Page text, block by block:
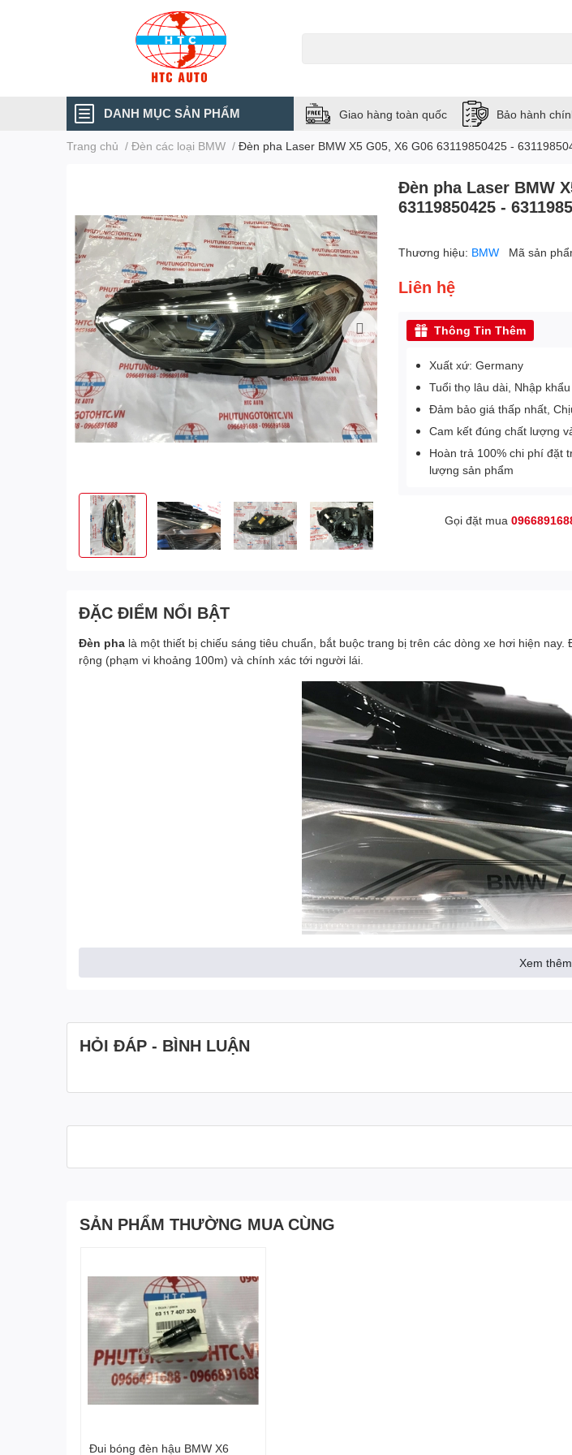
DANH MỤC SẢN PHẨM Giao hàng toàn quốc Bảo hành
Trang chủ / Đèn các loại BMW / Đèn pha Laser BMW X5 G05, X6 G06 63119850425 -
Đèn pha Laser BMW
63119850425 -
Thương hiệu: BMW Mã sản
Liên hệ
Thông Tin Thêm
Xuất xứ: Germany
Tuổi thọ lâu dài, Nhập
Đảm bảo giá thấp nhất,
Cam kết đúng chất lượng
Hoàn trả 100% chi phí đặt
lượng sản phẩm
Gọi đặt mua
ĐẶC ĐIỂM NỔI BẬT
Đèn pha là một thiết bị chiếu sáng tiêu chuẩn, bắt buộc trang bị trên các dòng xe hơi hiện
rộng (phạm vi khoảng 100m) và chính xác tới người lái.
X5 G05 (09/2017 — 12/2019)
X6 G06 (06/2018 — 12/2019)
Phụ tùng ô tô HTC
Cung cấp phụ tùng ô tô các dòng xe Châu Âu
Đặt hàng nhanh
Tư vấn 24/7
Xem thêm
HỎI ĐÁP - BÌNH LUẬN
SẢN PHẨM THƯỜNG MUA CÙNG
Đui bóng đèn hậu BMW X6